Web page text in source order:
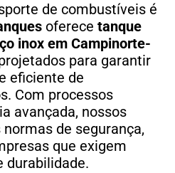
de combustíveis é
oferece tanque
inox em Campinorte-
para garantir
eficiente de
Com processos
avançada, nossos
de segurança,
que exigem
durabilidade.